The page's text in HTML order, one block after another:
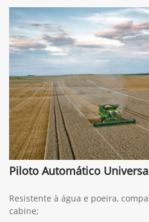
Piloto Automático
Resistente à água e poeira,
cabine;